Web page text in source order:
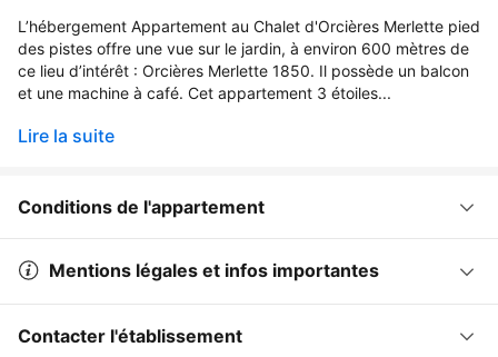
L’hébergement Appartement au Chalet d'Orcières Merlette pied
des pistes offre une vue sur le jardin, à environ 600 mètres de
ce lieu d’intérêt : Orcières Merlette 1850. Il possède un balcon
et une machine à café. Cet appartement 3 étoiles...
Lire la suite
Conditions de l'appartement
Mentions légales et infos importantes
Contacter l'établissement